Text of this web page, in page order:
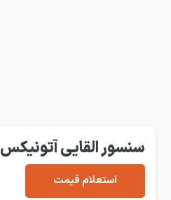
سنسور القایی آتونیکس PR12-4AC
استعلام قیمت